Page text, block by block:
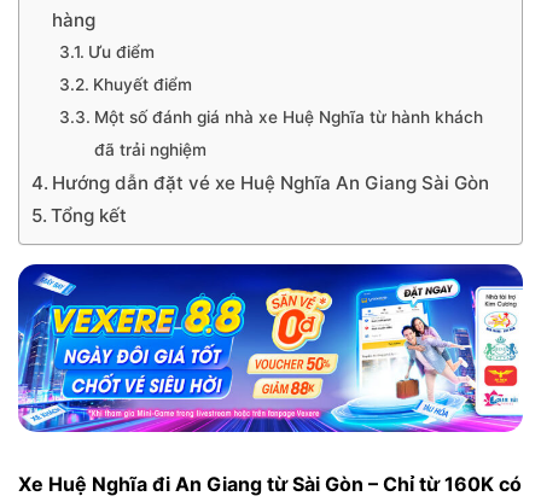
hàng
Ưu điểm
Khuyết điểm
Một số đánh giá nhà xe Huệ Nghĩa từ hành khách
đã trải nghiệm
Hướng dẫn đặt vé xe Huệ Nghĩa An Giang Sài Gòn
Tổng kết
Xe Huệ Nghĩa đi An Giang từ Sài Gòn – Chỉ từ 160K có